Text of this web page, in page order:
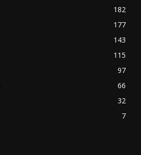
182
177
143
115
97
66
32
7